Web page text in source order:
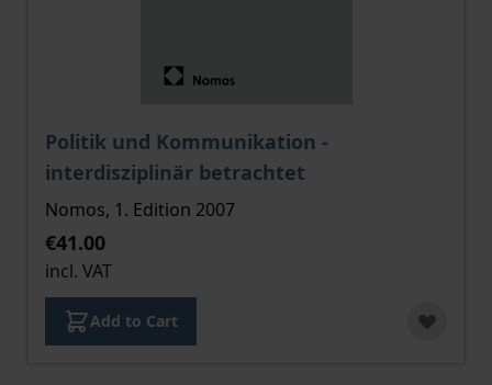
Politik und Kommunikation -
interdisziplinär betrachtet
The price depends on the options chosen on the
Nomos, 1. Edition 2007
€41.00
incl. VAT
Add to Cart